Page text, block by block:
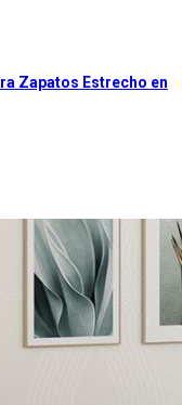
Zapatos Estrecho en